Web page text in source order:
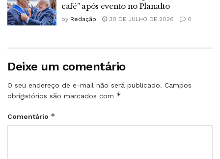
café” após evento no Planalto
by Redação 30 DE JULHO DE 2026 0
Deixe um comentário
O seu endereço de e-mail não será publicado. Campos
obrigatórios são marcados com *
Comentário *